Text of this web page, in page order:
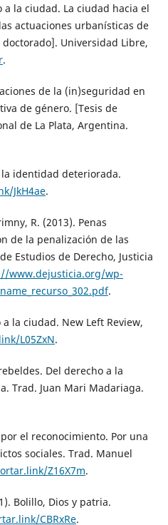
a la ciudad. La ciudad hacia el
actuaciones urbanísticas de
Universidad Libre,
.
de la (in)seguridad en
de género. [Tesis de
de La Plata, Argentina.
la identidad deteriorada.
JkH4ae.
R. (2013). Penas
de la penalización de las
Estudios de Derecho, Justicia
www.dejusticia.org/wp-
.
la ciudad. New Left Review,
L05ZxN.
Del derecho a la
Trad. Juan Mari Madariaga.
el reconocimiento. Por una
sociales. Trad. Manuel
Z16X7m.
Bolillo, Dios y patria.
CBRxRe.